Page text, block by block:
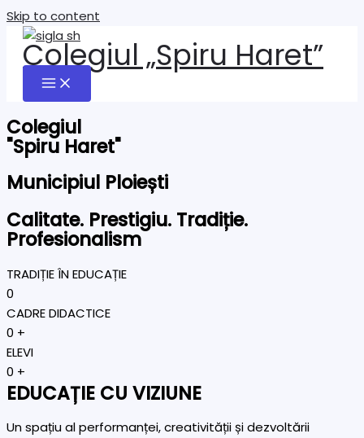
Skip to content
Colegiul „Spiru Haret”
Colegiul
"Spiru Haret"
Municipiul Ploiești
Calitate. Prestigiu. Tradiție.
Profesionalism
TRADIȚIE ÎN EDUCAȚIE
0
CADRE DIDACTICE
0 +
ELEVI
0 +
EDUCAȚIE CU VIZIUNE
Un spațiu al performanței, creativității și dezvoltării